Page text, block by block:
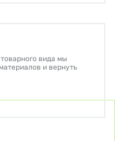
вида мы
и вернуть